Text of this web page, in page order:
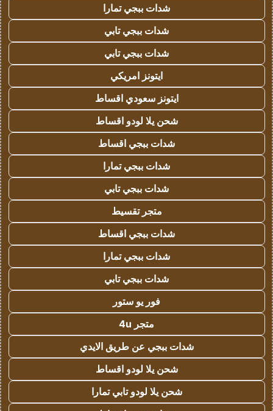
شدات ببجي تمارا
شدات ببجي تابي
شدات ببجي تابي
ايتونز امريكي
ايتونز سعودي اقساط
شحن يلا لودو اقساط
شدات ببجي اقساط
شدات ببجي تمارا
شدات ببجي تابي
متجر تقسيط
شدات ببجي اقساط
شدات ببجي تمارا
شدات ببجي تابي
فور يو ستور
متجر 4u
شدات ببجي عن طريق الايدي
شحن يلا لودو اقساط
شحن يلا لودو تابي تمارا